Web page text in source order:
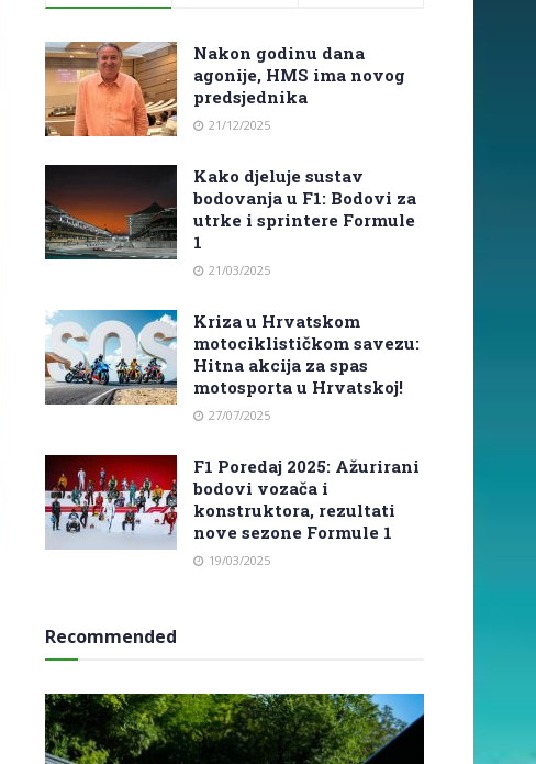
Nakon godinu dana
agonije, HMS ima novog
predsjednika
21/12/2025
Kako djeluje sustav
bodovanja u F1: Bodovi za
utrke i sprintere Formule
1
21/03/2025
Kriza u Hrvatskom
motociklističkom savezu:
Hitna akcija za spas
motosporta u Hrvatskoj!
27/07/2025
F1 Poredaj 2025: Ažurirani
bodovi vozača i
konstruktora, rezultati
nove sezone Formule 1
19/03/2025
Recommended